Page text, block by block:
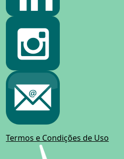
Termos e Condições de Uso